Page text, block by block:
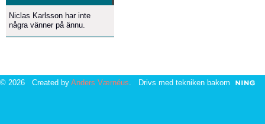
Niclas Karlsson har inte
några vänner på ännu.
© 2026 Created by Anders Værnéus . Drivs med tekniken bakom